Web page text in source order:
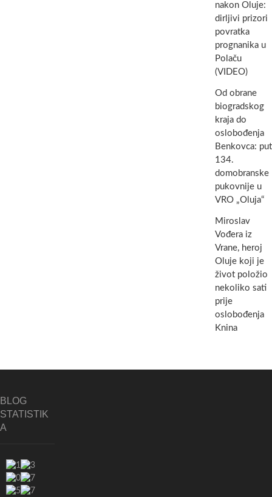
nakon Oluje:
dirljivi prizori
povratka
prognanika u
Polaču
(VIDEO)
Od obrane
biogradskog
kraja do
oslobođenja
Benkovca: put
134.
domobranske
pukovnije u
VRO „Oluja“
Miroslav
Vođera iz
Vrane, heroj
Oluje koji je
život položio
nekoliko sati
prije
oslobođenja
Knina
BLOG
STATISTIK
A